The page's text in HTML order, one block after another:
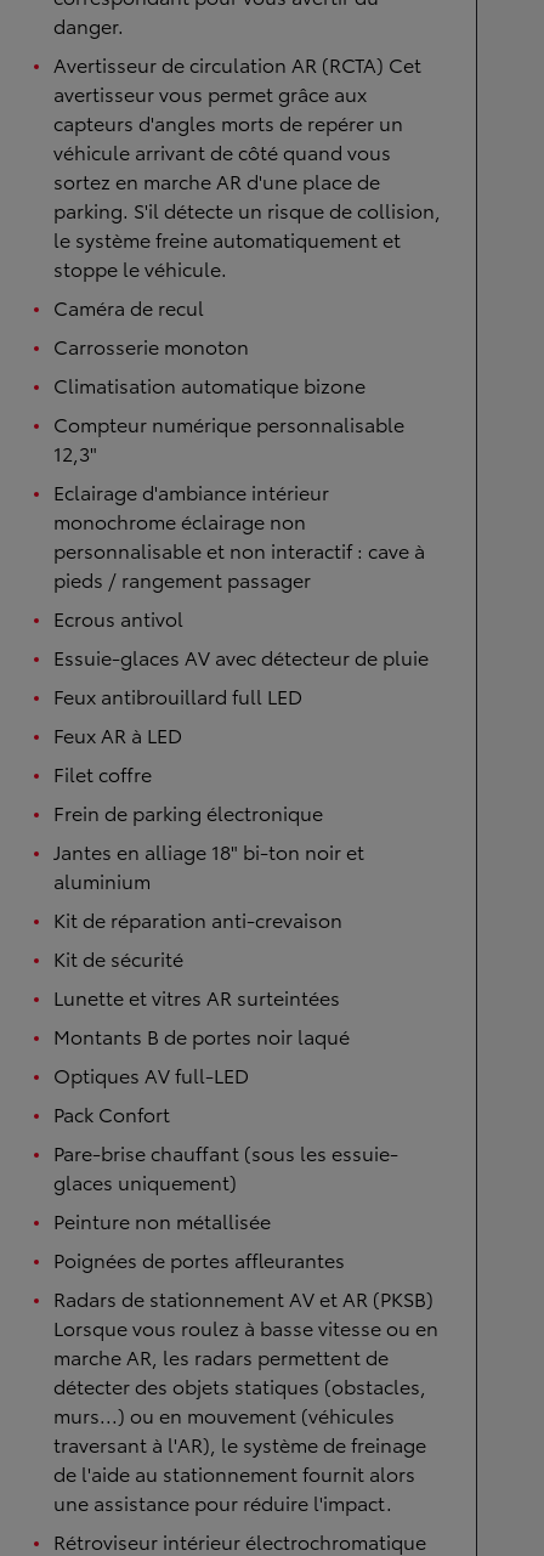
danger.
Avertisseur de circulation AR (RCTA) Cet
avertisseur vous permet grâce aux
capteurs d'angles morts de repérer un
véhicule arrivant de côté quand vous
sortez en marche AR d'une place de
parking. S'il détecte un risque de collision,
le système freine automatiquement et
stoppe le véhicule.
Caméra de recul
Carrosserie monoton
Climatisation automatique bizone
Compteur numérique personnalisable
12,3"
Eclairage d'ambiance intérieur
monochrome éclairage non
personnalisable et non interactif : cave à
pieds / rangement passager
Ecrous antivol
Essuie-glaces AV avec détecteur de pluie
Feux antibrouillard full LED
Feux AR à LED
Filet coffre
Frein de parking électronique
Jantes en alliage 18" bi-ton noir et
aluminium
Kit de réparation anti-crevaison
Kit de sécurité
Lunette et vitres AR surteintées
Montants B de portes noir laqué
Optiques AV full-LED
Pack Confort
Pare-brise chauffant (sous les essuie-
glaces uniquement)
Peinture non métallisée
Poignées de portes affleurantes
Radars de stationnement AV et AR (PKSB)
Lorsque vous roulez à basse vitesse ou en
marche AR, les radars permettent de
détecter des objets statiques (obstacles,
murs...) ou en mouvement (véhicules
traversant à l'AR), le système de freinage
de l'aide au stationnement fournit alors
une assistance pour réduire l'impact.
Rétroviseur intérieur électrochromatique